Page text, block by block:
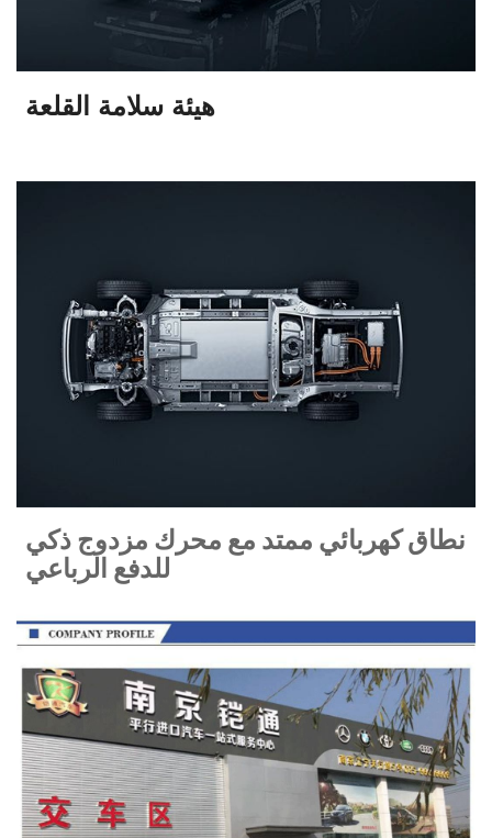
هيئة سلامة القلعة
نطاق كهربائي ممتد مع محرك مزدوج ذكي
للدفع الرباعي